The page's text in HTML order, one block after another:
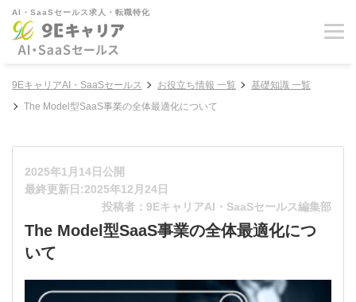
AI・SaaSセールス求人・転職特化
9EキャリアAI・SaaSセールス お役立ち情報 一覧
基礎知識 一覧
The Model型SaaS事業の全体最適化について
2025年1月14日公開
最終更新日:2025年12月24日
投稿者：9EキャリアAI・SaaSセールス編集部
The Model型SaaS事業の全体最適化につ
いて